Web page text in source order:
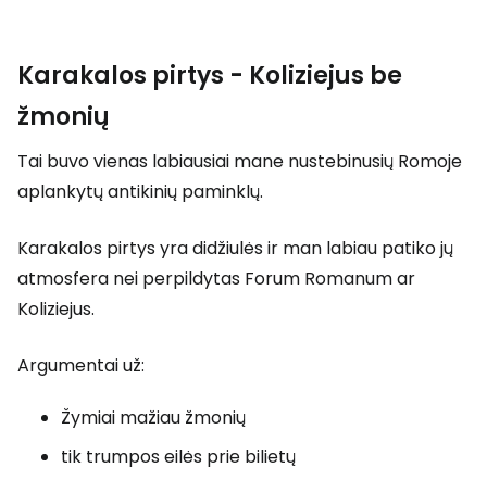
Karakalos pirtys - Koliziejus be
žmonių
Tai buvo vienas labiausiai mane nustebinusių Romoje
aplankytų antikinių paminklų.
Karakalos pirtys yra didžiulės ir man labiau patiko jų
atmosfera nei perpildytas Forum Romanum ar
Koliziejus.
Argumentai už:
Žymiai mažiau žmonių
tik trumpos eilės prie bilietų